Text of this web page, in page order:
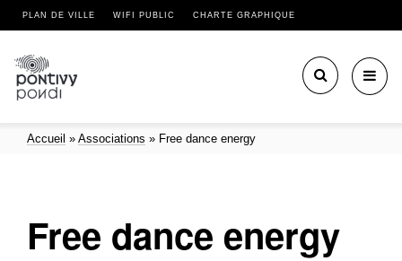
PLAN DE VILLE WIFI PUBLIC CHARTE GRAPHIQUE
Accueil » Associations » Free dance energy
Free dance energy